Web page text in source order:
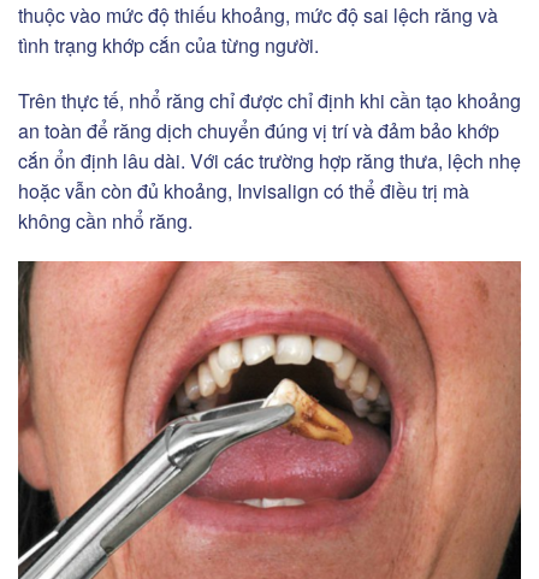
thuộc vào mức độ thiếu khoảng, mức độ sai lệch răng và
tình trạng khớp cắn của từng người.
Trên thực tế, nhổ răng chỉ được chỉ định khi cần tạo khoảng
an toàn để răng dịch chuyển đúng vị trí và đảm bảo khớp
cắn ổn định lâu dài. Với các trường hợp răng thưa, lệch nhẹ
hoặc vẫn còn đủ khoảng, Invisalign có thể điều trị mà
không cần nhổ răng.